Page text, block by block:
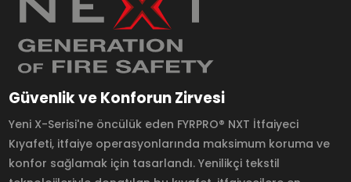
Güvenlik ve Konforun Zirvesi
Yeni X-Serisi'ne öncülük eden FYRPRO® NXT İtfaiyeci
Kıyafeti, itfaiye operasyonlarında maksimum koruma ve
konfor sağlamak için tasarlandı. Yenilikçi tekstil